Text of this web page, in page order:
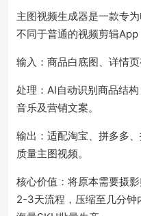
主图视频生成器是一款专
不同于普通的视频剪辑App
输入：商品白底图、详情页
处理：AI自动识别商品结
音乐及营销文案。
输出：适配淘宝、拼多多
质量主图视频。
核心价值：将原本需要摄
2-3天流程，压缩至几分钟